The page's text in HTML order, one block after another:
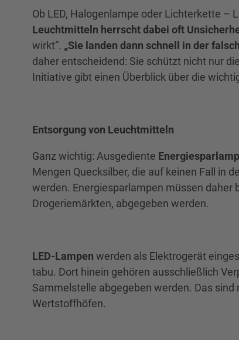
Ob LED, Halogenlampe oder Lichterkette –
Leuchtmitteln herrscht dabei oft
wirkt“. „Sie landen dann schnell in der
daher entscheidend: Sie schützt nicht nur
Initiative gibt einen Überblick über die
Entsorgung von Leuchtmitteln
Ganz wichtig: Ausgediente
Mengen Quecksilber, die auf keinen Fall in
werden. Energiesparlampen müssen
Drogeriemärkten, abgegeben werden.
LED-Lampen werden als Elektrogerät
tabu. Dort hinein gehören ausschließlich
Sammelstelle abgegeben werden. Das
Wertstoffhöfen.